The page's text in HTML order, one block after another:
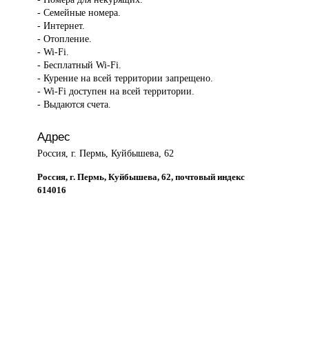
- Семейные номера.
- Интернет.
- Отопление.
- Wi-Fi.
- Бесплатный Wi-Fi.
- Курение на всей территории запрещено.
- Wi-Fi доступен на всей территории.
- Выдаются счета.
Адрес
Россия, г. Пермь, Куйбышева, 62
Россия, г. Пермь, Куйбышева, 62, почтовый индекс
614016